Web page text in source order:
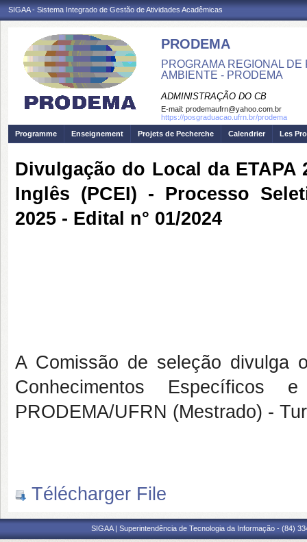
SIGAA - Sistema Integrado de Gestão de Atividades Acadêmicas
PRODEMA
PROGRAMA REGIONAL
AMBIENTE - PRODEMA
ADMINISTRAÇÃO DO CB
E-mail: prodemaufrn@yahoo.com.br
https://posgraduacao.ufrn.br/prodema
Programme
Enseignement Projets de Pecherche Calendrier Les
Divulgação do Local da
Inglês (PCEI) - Processo
2025 - Edital n° 01/2024
A Comissão de seleção divulga
Conhecimentos
PRODEMA/UFRN (Mestrado) -
Télécharger File
SIGAA | Superintendência de Tecnologia da Informação - (84)